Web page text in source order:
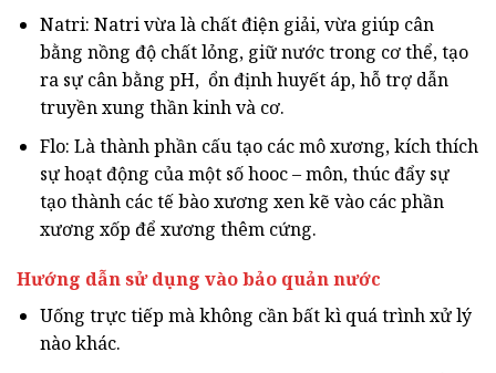
Natri: Natri vừa là chất điện giải, vừa giúp cân
bằng nồng độ chất lỏng, giữ nước trong cơ thể, tạo
ra sự cân bằng pH, ổn định huyết áp, hỗ trợ dẫn
truyền xung thần kinh và cơ.
Flo: Là thành phần cấu tạo các mô xương, kích thích
sự hoạt động của một số hooc – môn, thúc đẩy sự
tạo thành các tế bào xương xen kẽ vào các phần
xương xốp để xương thêm cứng.
Hướng dẫn sử dụng vào bảo quản nước
Uống trực tiếp mà không cần bất kì quá trình xử lý
nào khác.